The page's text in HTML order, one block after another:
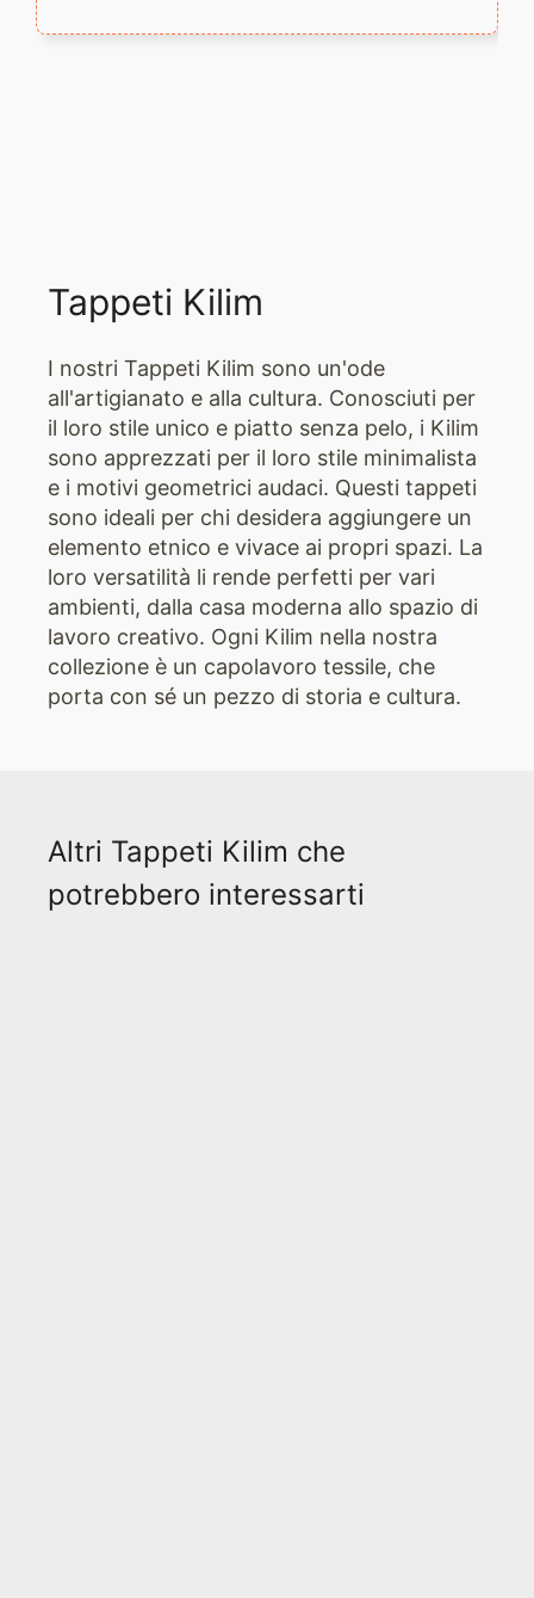
Tappeti Kilim
I nostri Tappeti Kilim sono un'ode
all'artigianato e alla cultura. Conosciuti per
il loro stile unico e piatto senza pelo, i Kilim
sono apprezzati per il loro stile minimalista
e i motivi geometrici audaci. Questi tappeti
sono ideali per chi desidera aggiungere un
elemento etnico e vivace ai propri spazi. La
loro versatilità li rende perfetti per vari
ambienti, dalla casa moderna allo spazio di
lavoro creativo. Ogni Kilim nella nostra
collezione è un capolavoro tessile, che
porta con sé un pezzo di storia e cultura.
Altri Tappeti Kilim che
potrebbero interessarti